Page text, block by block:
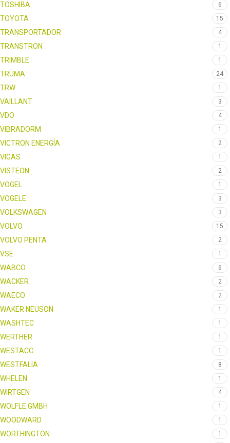
TOSHIBA 6
TOYOTA 15
TRANSPORTADOR 4
TRANSTRON 1
TRIMBLE 1
TRUMA 24
TRW 1
VAILLANT 3
VDO 4
VIBRADORM 1
VICTRON ENERGÍA 2
VIGAS 1
VISTEON 2
VOGEL 1
VOGELE 3
VOLKSWAGEN 3
VOLVO 15
VOLVO PENTA 2
VSE 1
WABCO 6
WACKER 2
WAECO 2
WAKER NEUSON 1
WASHTEC 1
WERTHER 1
WESTACC 1
WESTFALIA 8
WHELEN 1
WIRTGEN 4
WOLFLE GMBH 1
WOODWARD 1
WORTHINGTON 1